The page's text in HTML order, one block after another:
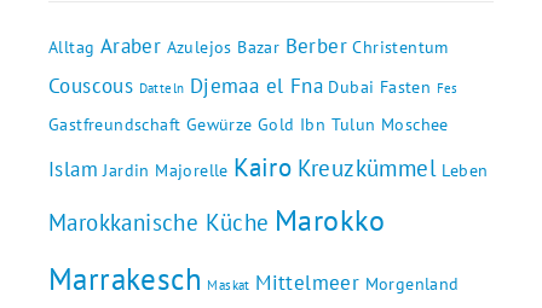
Alltag Araber Azulejos Bazar Berber Christentum
Couscous Datteln Djemaa el Fna Dubai Fasten Fes
Gastfreundschaft Gewürze Gold Ibn Tulun Moschee
Islam Jardin Majorelle Kairo Kreuzkümmel Leben
Marokkanische Küche Marokko
Marrakesch Maskat Mittelmeer Morgenland